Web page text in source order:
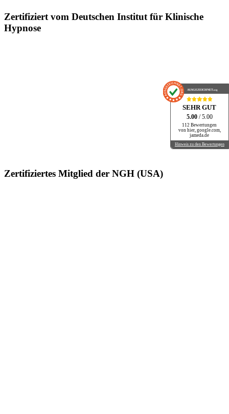
Zertifiziert vom Deutschen Institut für Klinische
Hypnose
Zertifiziertes Mitglied der NGH (USA)
AUSGEZEICHNET.org
SEHR GUT
5.00 / 5.00
112 Bewertungen
von hier, google.com,
jameda.de
Hinweis zu den Bewertungen